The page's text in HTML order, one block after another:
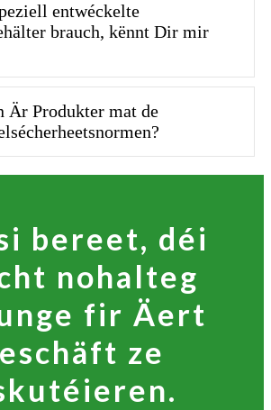
entwéckelte
brauch, kënnt Dir mir
Är Produkter mat de
bereet, déi
nohalteg
fir Äert
ze